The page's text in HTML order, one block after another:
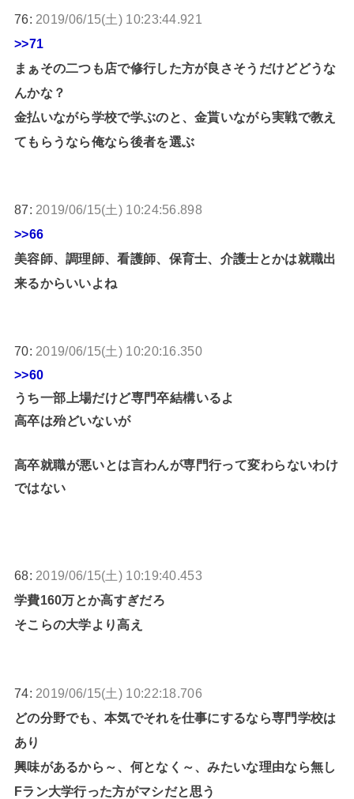
76: 2019/06/15(土) 10:23:44.921
>>71
まぁその二つも店で修行した方が良さそうだけどどうな
んかな？
金払いながら学校で学ぶのと、金貰いながら実戦で教え
てもらうなら俺なら後者を選ぶ
87: 2019/06/15(土) 10:24:56.898
>>66
美容師、調理師、看護師、保育士、介護士とかは就職出
来るからいいよね
70: 2019/06/15(土) 10:20:16.350
>>60
うち一部上場だけど専門卒結構いるよ
高卒は殆どいないが
高卒就職が悪いとは言わんが専門行って変わらないわけ
ではない
68: 2019/06/15(土) 10:19:40.453
学費160万とか高すぎだろ
そこらの大学より高え
74: 2019/06/15(土) 10:22:18.706
どの分野でも、本気でそれを仕事にするなら専門学校は
あり
興味があるから～、何となく～、みたいな理由なら無し
Fラン大学行った方がマシだと思う